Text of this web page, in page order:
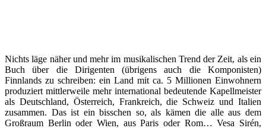
Nichts läge näher und mehr im musikalischen Trend der Zeit, als ein
Buch über die Dirigenten (übrigens auch die Komponisten)
Finnlands zu schreiben: ein Land mit ca. 5 Millionen Einwohnern
produziert mittlerweile mehr international bedeutende Kapellmeister
als Deutschland, Österreich, Frankreich, die Schweiz und Italien
zusammen. Das ist ein bisschen so, als kämen die alle aus dem
Großraum Berlin oder Wien, aus Paris oder Rom… Vesa Sirén,